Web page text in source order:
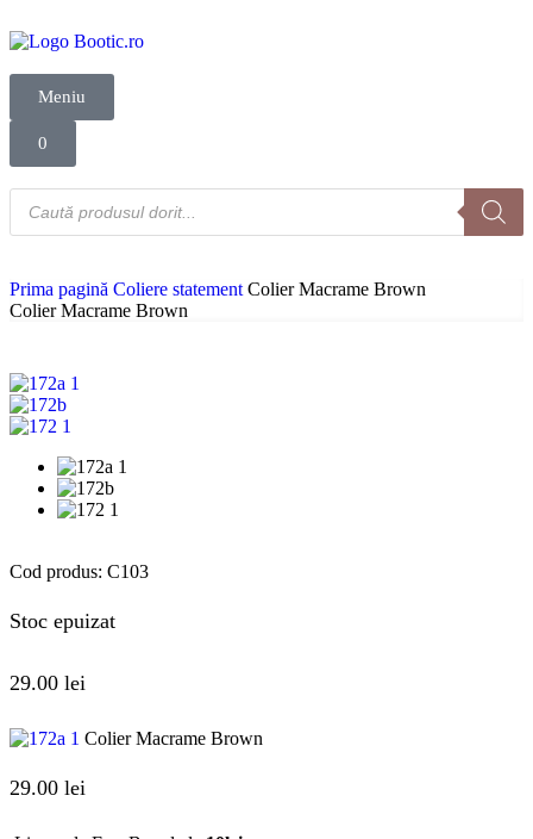
Meniu
0
Prima pagină Coliere statement Colier Macrame Brown
Colier Macrame Brown
Cod produs: C103
Stoc epuizat
29.00 lei
Colier Macrame Brown
29.00 lei